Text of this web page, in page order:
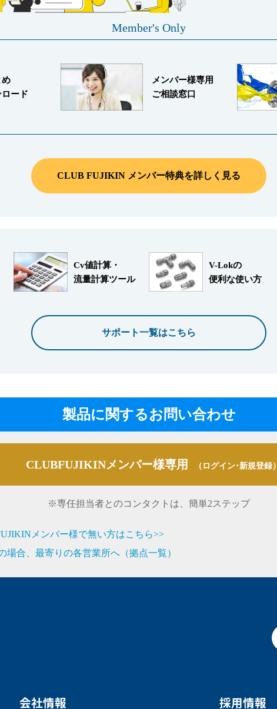
Member's Only
め
ード
メンバー様専用
ご相談窓口
CLUB FUJIKIN メンバー特典を詳しく見る
Cv値計算・
流量計算ツール
V-Lokの
便利な使い方
サポート一覧はこちら
製品に関するお問い合わせ
CLUBFUJIKINメンバー様専用 （ログイン･新規登録）
※専任担当者とのコンタクトは、簡単2ステップ
メンバー様で無い方はこちら>>
場合、最寄りの各営業所へ（拠点一覧）
会社情報 採用情報